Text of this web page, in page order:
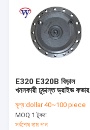
E320 E320B বিড়াল
খননকারী চূড়ান্ত ড্রাইভ কভার
7Y1426 চূড়ান্ত ড্রাইভ অংশ
মূল্য:dollar 40~100 piece
MOQ:1 টুকরা
সর্বশেষ দাম পান